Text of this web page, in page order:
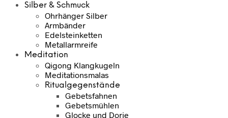
Silber & Schmuck
Ohrhänger Silber
Armbänder
Edelsteinketten
Metallarmreife
Meditation
Qigong Klangkugeln
Meditationsmalas
Ritualgegenstände
Gebetsfahnen
Gebetsmühlen
Glocke und Dorje